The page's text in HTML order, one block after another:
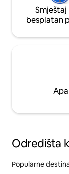
Smještaj
besplatan
Odredišta
Popularne